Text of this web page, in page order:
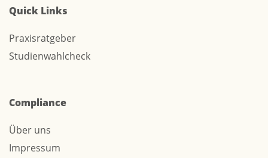
Quick Links
Praxisratgeber
Studienwahlcheck
Compliance
Über uns
Impressum